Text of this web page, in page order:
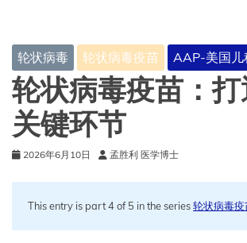
仍
无
法
实
现
全
部
儿
疫
轮状病毒 轮状病毒疫苗 AAP-美国儿
轮状病毒疫苗：
关键环节
2026年6月10日 孟胜利 医学博士
This entry is part 4 of 5 in the series轮状病毒疫